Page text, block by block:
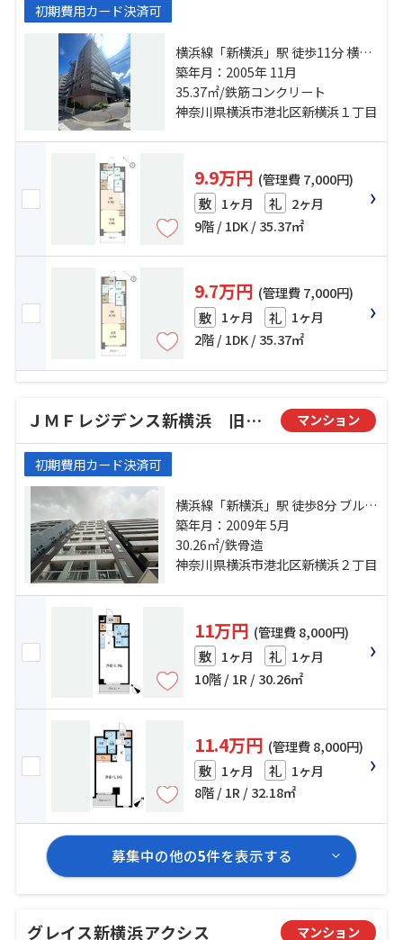
初期費用カード決済可
横浜線「新横浜」駅 徒歩11分 横浜
線「小机」駅 徒歩17分 ブルーライ
ン「岸根公園」駅 徒歩18分
築年月：2005年 11月
35.37㎡/鉄筋コンクリート
神奈川県横浜市港北区新横浜１丁目
9.9万円 (管理費 7,000円)
敷 1ヶ月 礼 2ヶ月
9階 / 1DK / 35.37㎡
9.7万円 (管理費 7,000円)
敷 1ヶ月 礼 1ヶ月
2階 / 1DK / 35.37㎡
ＪＭＦレジデンス新横浜 旧RJRプレシア新横浜 マンション
初期費用カード決済可
横浜線「新横浜」駅 徒歩8分 ブルー
ライン「新横浜」駅 徒歩8分 横浜線
「小机」駅 徒歩19分
築年月：2009年 5月
30.26㎡/鉄骨造
神奈川県横浜市港北区新横浜２丁目
11万円 (管理費 8,000円)
敷 1ヶ月 礼 1ヶ月
10階 / 1R / 30.26㎡
11.4万円 (管理費 8,000円)
敷 1ヶ月 礼 1ヶ月
8階 / 1R / 32.18㎡
募集中の他の5件を表示する
グレイス新横浜アクシス マンション